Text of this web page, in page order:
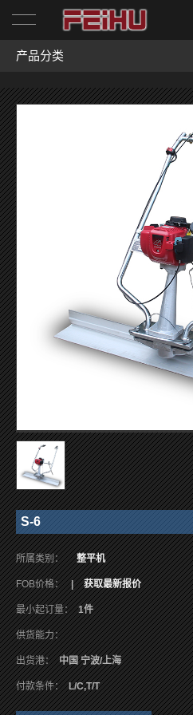
产品分类
S-6
所属类别： 整平机
FOB价格： | 获取最新报价
最小起订量： 1件
供货能力：
出货港： 中国 宁波/上海
付款条件： L/C,T/T
首页
关于我们